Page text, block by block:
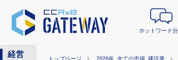
ホットワード
経営
トップページ 2026年, 全ての市場, 建設業